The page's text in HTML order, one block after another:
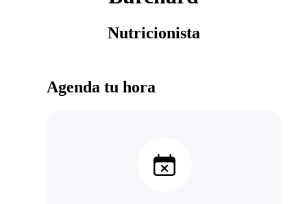
Nutricionista
Agenda tu hora